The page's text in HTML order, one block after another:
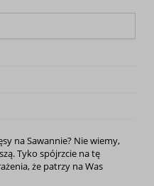
płatności
na Sawannie? Nie wiemy,
Tyko spójrzcie na tę
że patrzy na Was